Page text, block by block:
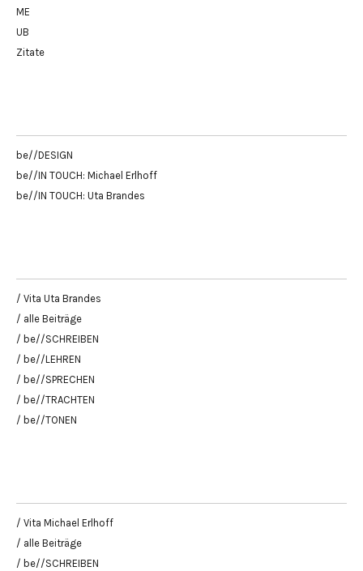
ME
UB
Zitate
be//DESIGN
be//IN TOUCH: Michael Erlhoff
be//IN TOUCH: Uta Brandes
/ Vita Uta Brandes
/ alle Beiträge
/ be//SCHREIBEN
/ be//LEHREN
/ be//SPRECHEN
/ be//TRACHTEN
/ be//TONEN
/ Vita Michael Erlhoff
/ alle Beiträge
/ be//SCHREIBEN